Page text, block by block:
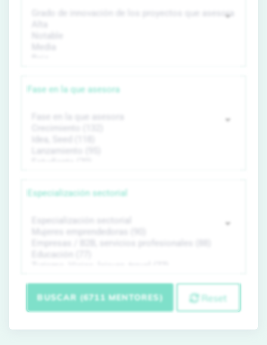
Fase en la que asesora
Especialización sectorial
BUSCAR (6711 MENTORES) Reset